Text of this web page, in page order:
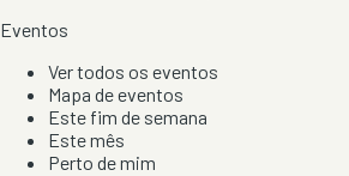
Eventos
Ver todos os eventos
Mapa de eventos
Este fim de semana
Este mês
Perto de mim